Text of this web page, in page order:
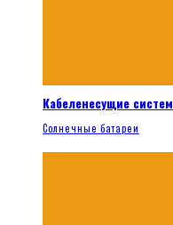
Кабеленесущие
Солнечные батареи